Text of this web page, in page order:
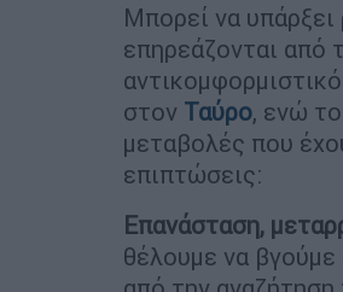
Μπορεί να υπάρξει
επηρεάζονται από
στον Ταύρο, ενώ το
μεταβολές που
επιπτώσεις:
Επανάσταση,
θέλουμε να βγούμε